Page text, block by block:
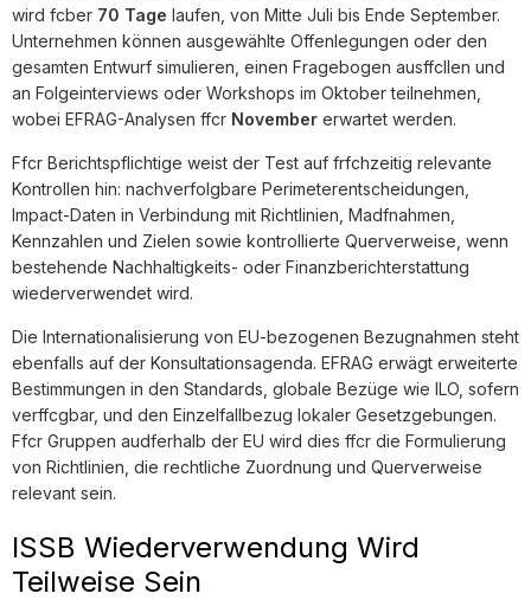
wird fcber 70 Tage laufen, von Mitte Juli bis Ende September.
Unternehmen können ausgewählte Offenlegungen oder den
gesamten Entwurf simulieren, einen Fragebogen ausffcllen und
an Folgeinterviews oder Workshops im Oktober teilnehmen,
wobei EFRAG-Analysen ffcr November erwartet werden.
Ffcr Berichtspflichtige weist der Test auf frfchzeitig relevante
Kontrollen hin: nachverfolgbare Perimeterentscheidungen,
Impact-Daten in Verbindung mit Richtlinien, Madfnahmen,
Kennzahlen und Zielen sowie kontrollierte Querverweise, wenn
bestehende Nachhaltigkeits- oder Finanzberichterstattung
wiederverwendet wird.
Die Internationalisierung von EU-bezogenen Bezugnahmen steht
ebenfalls auf der Konsultationsagenda. EFRAG erwägt erweiterte
Bestimmungen in den Standards, globale Bezüge wie ILO, sofern
verffcgbar, und den Einzelfallbezug lokaler Gesetzgebungen.
Ffcr Gruppen audferhalb der EU wird dies ffcr die Formulierung
von Richtlinien, die rechtliche Zuordnung und Querverweise
relevant sein.
ISSB Wiederverwendung Wird
Teilweise Sein